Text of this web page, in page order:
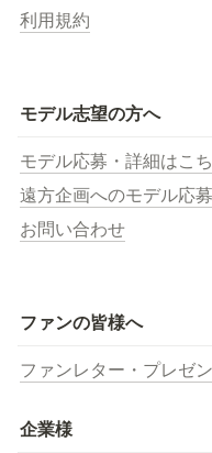
利用規約
モデル志望の方へ
モデル応募・詳細はこ
遠方企画へのモデル応
お問い合わせ
ファンの皆様へ
ファンレター・プレゼ
企業様